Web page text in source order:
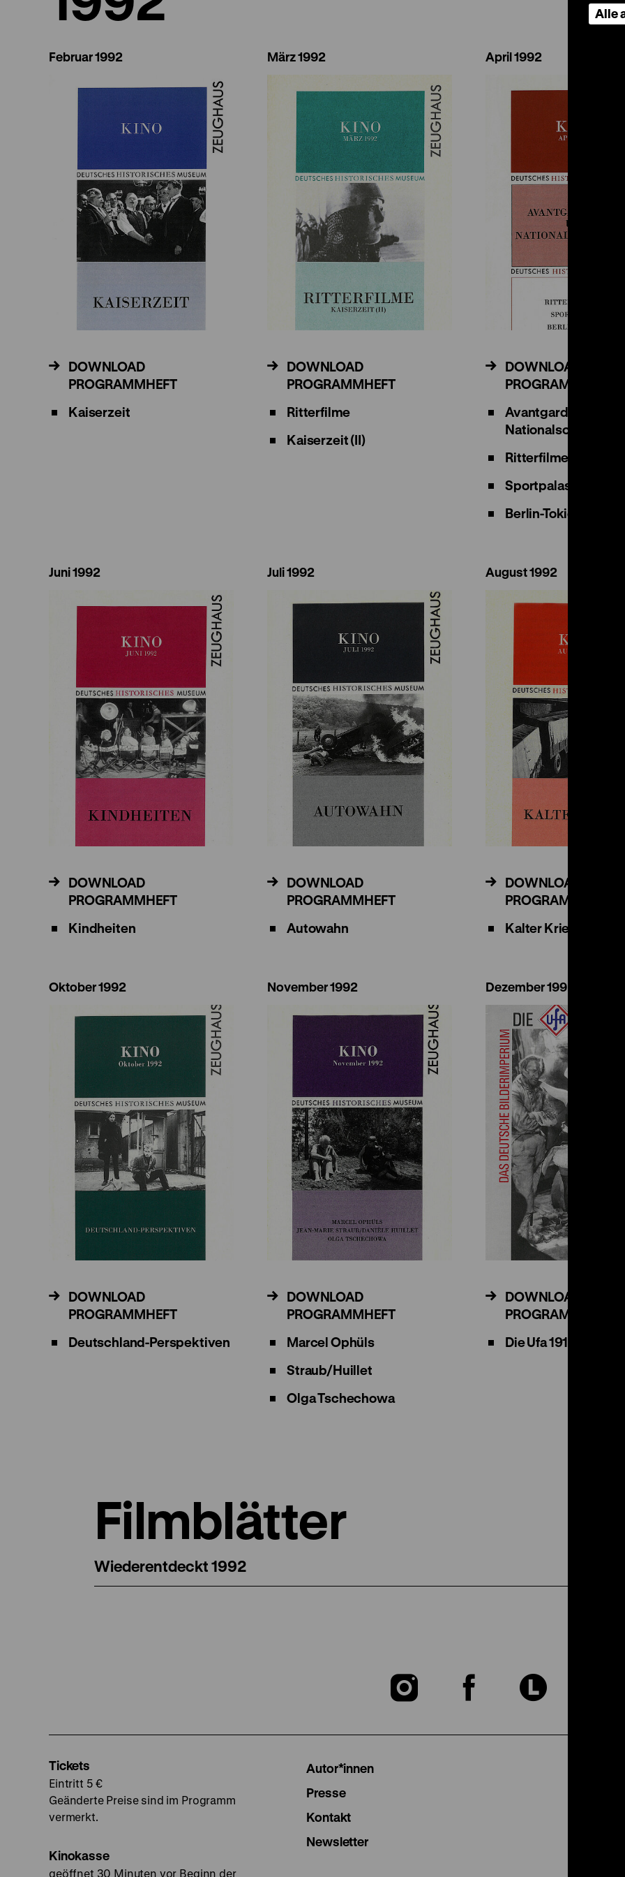
Februar 1992
DOWNLOAD
PROGRAMMHEFT
Kaiserzeit
März 1992
DOWNLOAD
PROGRAMMHEFT
Ritterfilme
Kaiserzeit (II)
April 1992
DOWNLOAD
PROGRAMMHEFT
Avantgarde-Film und
Nationalsozialismus
Ritterfilme (II)
Sportpalast
Berlin-Tokio:
Juni 1992
DOWNLOAD
PROGRAMMHEFT
Kindheiten
Juli 1992
DOWNLOAD
PROGRAMMHEFT
Autowahn
August 1992
DOWNLOAD
PROGRAMMHEFT
Kalter Krieg
Oktober 1992
DOWNLOAD
PROGRAMMHEFT
Deutschland-Perspektiven
November 1992
DOWNLOAD
PROGRAMMHEFT
Marcel Ophüls
Straub/Huillet
Olga Tschechowa
Dezember 1992
DOWNLOAD
PROGRAMMHEFT
Die Ufa 1917-1945
Filmblätter
Wiederentdeckt 1992
Zu
Zu
Zu
Tickets
Eintritt 5 €
Geänderte Preise sind im Programm
vermerkt.
Kinokasse
geöffnet 30 Minuten vor Beginn der
Autor*innen
Presse
Kontakt
Newsletter
Alle